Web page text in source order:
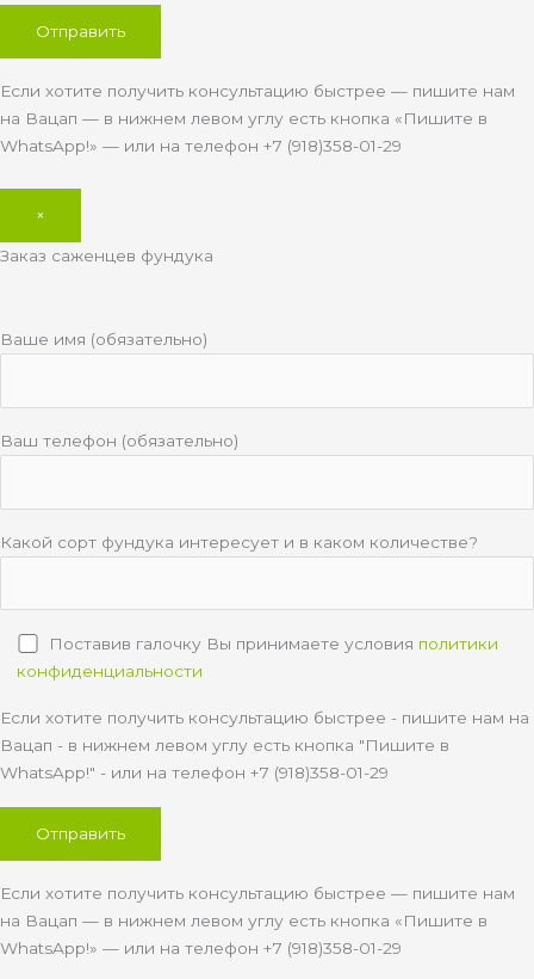
Если хотите получить консультацию быстрее — пишите нам
на Вацап — в нижнем левом углу есть кнопка «Пишите в
WhatsApp!» — или на телефон +7 (918)358-01-29
×
Заказ саженцев фундука
Ваше имя (обязательно)
Ваш телефон (обязательно)
Какой сорт фундука интересует и в каком количестве?
Поставив галочку Вы принимаете условия политики
конфиденциальности
Если хотите получить консультацию быстрее - пишите нам на
Вацап - в нижнем левом углу есть кнопка "Пишите в
WhatsApp!" - или на телефон +7 (918)358-01-29
Если хотите получить консультацию быстрее — пишите нам
на Вацап — в нижнем левом углу есть кнопка «Пишите в
WhatsApp!» — или на телефон +7 (918)358-01-29